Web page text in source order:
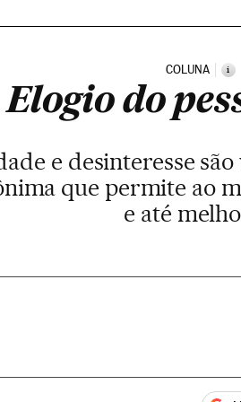
COLUNA i
Elogio do
e desinteresse
que permite ao
e até